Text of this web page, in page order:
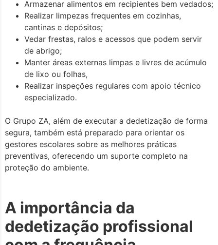
Armazenar alimentos em recipientes bem vedados;
Realizar limpezas frequentes em cozinhas,
cantinas e depósitos;
Vedar frestas, ralos e acessos que podem servir
de abrigo;
Manter áreas externas limpas e livres de acúmulo
de lixo ou folhas,
Realizar inspeções regulares com apoio técnico
especializado.
O Grupo ZA, além de executar a dedetização de forma
segura, também está preparado para orientar os
gestores escolares sobre as melhores práticas
preventivas, oferecendo um suporte completo na
proteção do ambiente.
A importância da
dedetização profissional